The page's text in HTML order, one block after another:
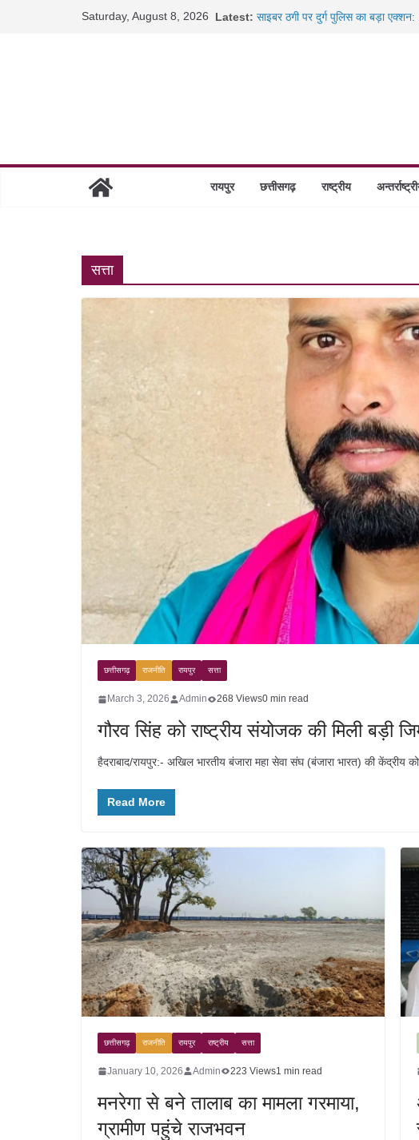
Saturday, August 8, 2026 Latest: साइबर ठगी पर दुर्ग पुलिस का बड़ा
रायपुर में कल्याण ज्वेलर्स में डकैती की
छत्तीसगढ़ में 1460 गोधाम होंगे स्थापित,
रायपुर छत्तीसगढ़ राष्ट्रीय
सत्ता
छत्तीसगढ़ राजनीति रायपुर सत्ता
March 3, 2026 Admin 268 Views0 min read
गौरव सिंह को राष्ट्रीय संयोजक की मिली बड़ी
हैदराबाद/रायपुर:- अखिल भारतीय बंजारा महा सेवा संघ (बंजारा भारत) की केंद्रीय
Read More
छत्तीसगढ़ राजनीति रायपुर राष्ट्रीय सत्ता
January 10, 2026 Admin 223 Views1 min read
मनरेगा से बने तालाब का मामला गरमाया,
ग्रामीण पहुंचे राजभवन